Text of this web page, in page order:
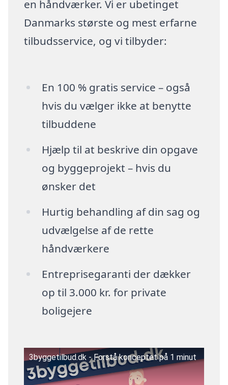
en håndværker. Vi er ubetinget
Danmarks største og mest erfarne
tilbudsservice, og vi tilbyder:
En 100 % gratis service – også
hvis du vælger ikke at benytte
tilbuddene
Hjælp til at beskrive din opgave
og byggeprojekt – hvis du
ønsker det
Hurtig behandling af din sag og
udvælgelse af de rette
håndværkere
Entreprisegaranti der dækker
op til 3.000 kr. for private
boligejere
3byggetilbud.dk - Forstå konceptet på 1 minut